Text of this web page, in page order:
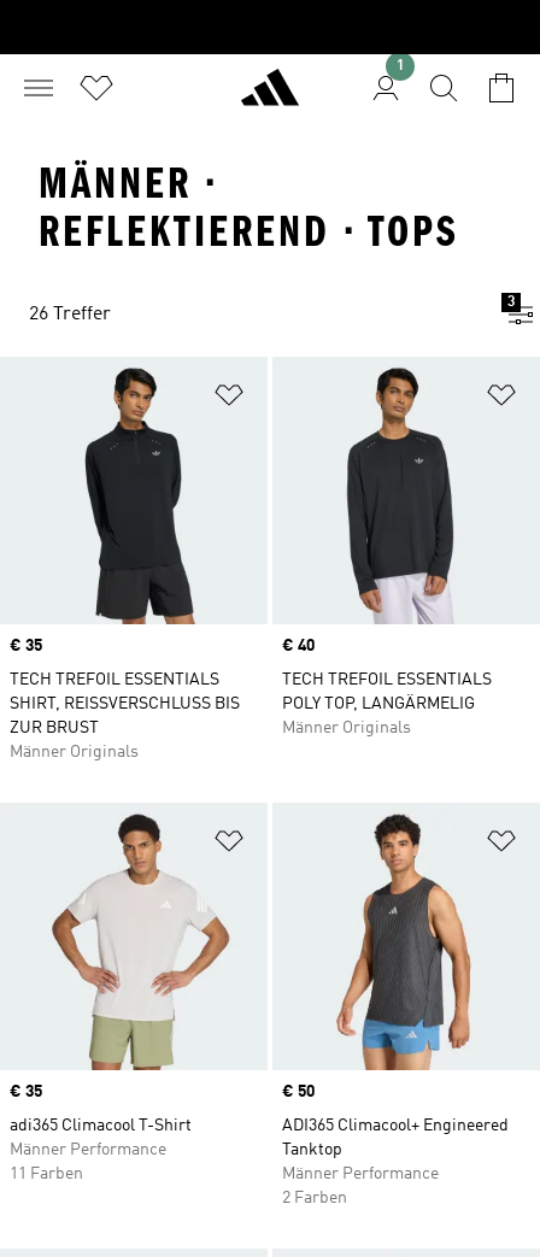
1
MÄNNER ·
REFLEKTIEREND · TOPS
26 Treffer
3
Zur Wunschliste hinzufügen
Price
€ 35
TECH TREFOIL ESSENTIALS
SHIRT, REISSVERSCHLUSS BIS
ZUR BRUST
Männer Originals
Price
€ 40
TECH TREFOIL ESSENTIALS
POLY TOP, LANGÄRMELIG
Männer Originals
Zur Wunschliste hinzufügen
Price
€ 35
adi365 Climacool T-Shirt
Männer Performance
11 Farben
Price
€ 50
ADI365 Climacool+ Engineered
Tanktop
Männer Performance
2 Farben